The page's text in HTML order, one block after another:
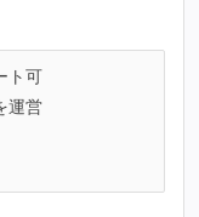
ト可
運営